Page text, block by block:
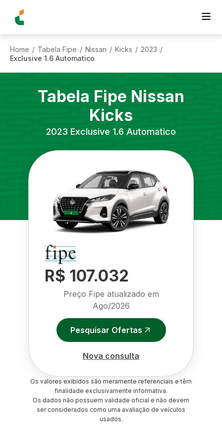
Home / Tabela Fipe / Nissan / Kicks / 2023 /
Exclusive 1.6 Automatico
Tabela Fipe Nissan
Kicks
2023 Exclusive 1.6 Automatico
R$ 107.032
Preço Fipe atualizado em
Ago/2026
Pesquisar Ofertas
Nova consulta
Os valores exibidos são meramente referenciais e têm
finalidade exclusivamente informativa.
Os dados não possuem validade oficial e não devem
ser considerados como uma avaliação de veículos
usados.